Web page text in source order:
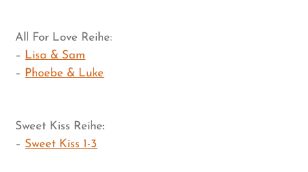
All For Love Reihe:
– Lisa & Sam
– Phoebe & Luke
Sweet Kiss Reihe:
– Sweet Kiss 1-3